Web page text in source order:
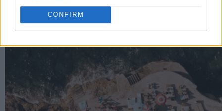
CONFIRM
RELATED POSTS